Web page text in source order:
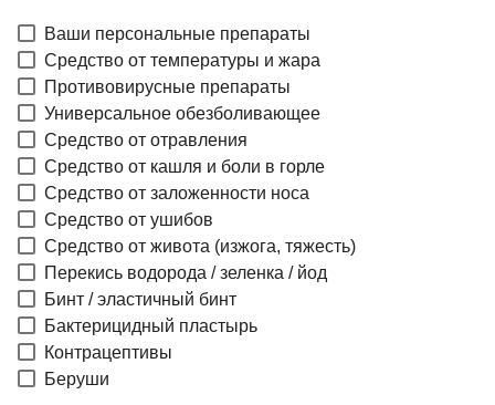
Ваши персональные препараты
Средство от температуры и жара
Противовирусные препараты
Универсальное обезболивающее
Средство от отравления
Средство от кашля и боли в горле
Средство от заложенности носа
Средство от ушибов
Средство от живота (изжога, тяжесть)
Перекись водорода / зеленка / йод
Бинт / эластичный бинт
Бактерицидный пластырь
Контрацептивы
Беруши